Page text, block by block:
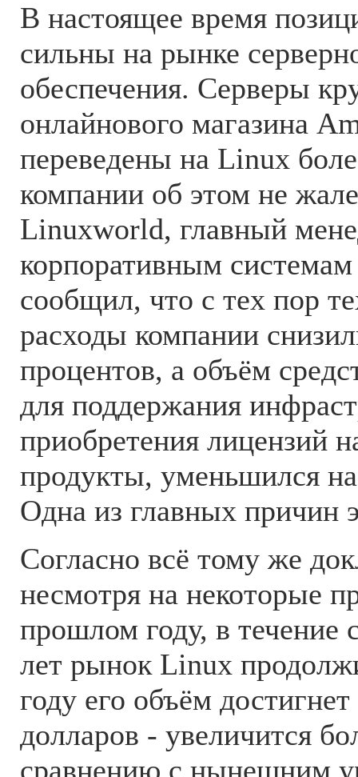
В настоящее время
сильны на рынке
обеспечения. Серверы
онлайнового магазина
переведены на Linux
компании об этом не
Linuxworld, главный
корпоративным
сообщил, что с тех пор
расходы компании
процентов, а объём
для поддержания
приобретения лицензий
продукты, уменьшился
Одна из главных причин
Согласно всё тому же
несмотря на некоторые
прошлом году, в течение
лет рынок Linux
году его объём
долларов - увеличится
сравнению с нынешним